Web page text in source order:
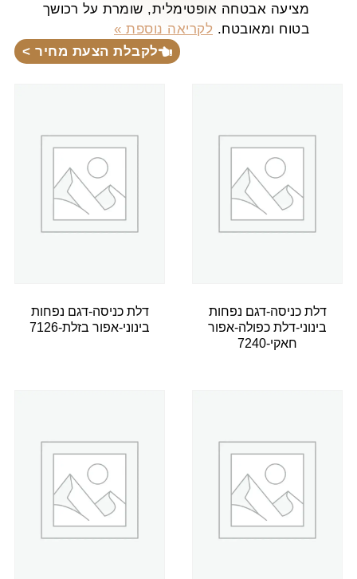
מציעה אבטחה אופטימלית, שומרת על רכושך
בטוח ומאובטח. לקריאה נוספת »
לקבלת הצעת מחיר >
דלת כניסה-דגם נפחות
בינוני-דלת כפולה-אפור
חאקי-7240
דלת כניסה-דגם נפחות
בינוני-אפור בזלת-7126